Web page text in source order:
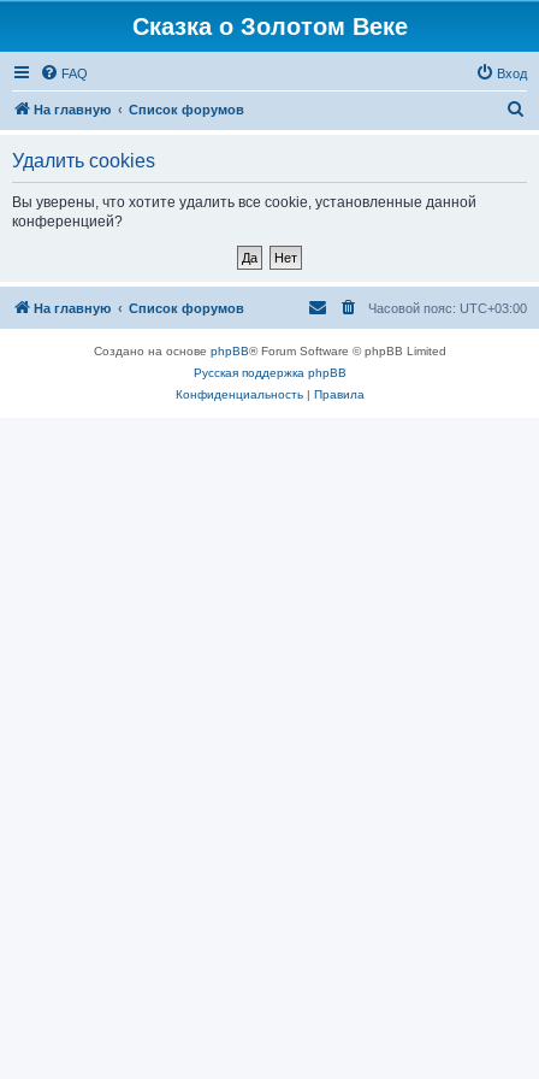
Сказка о Золотом Веке
FAQ Вход
На главную Список форумов
Удалить cookies
Вы уверены, что хотите удалить все cookie, установленные данной
конференцией?
На главную Список форумов Часовой пояс: UTC+03:00
Создано на основе phpBB® Forum Software © phpBB Limited
Русская поддержка phpBB
Конфиденциальность| Правила